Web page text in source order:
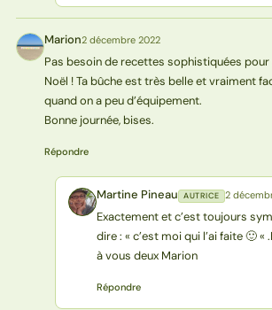
M Marion2 décembre 2022
Pas besoin de recettes sophistiquées pour
Noël ! Ta bûche est très belle et vraiment
quand on a peu d’équipement.
Bonne journée, bises.
Répondre
MP Martine Pineau AUTRICE 2
Exactement et c’est toujours
dire : « c’est moi qui l’ai faite 🙂
à vous deux Marion
Répondre